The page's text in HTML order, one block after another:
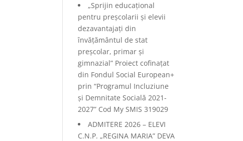
„Sprijin educațional
pentru preșcolarii și elevii
dezavantajați din
învățământul de stat
preșcolar, primar și
gimnazial” Proiect cofinațat
din Fondul Social European+
prin “Programul Incluziune
și Demnitate Socială 2021-
2027” Cod My SMIS 319029
ADMITERE 2026 – ELEVI
C.N.P. „REGINA MARIA” DEVA